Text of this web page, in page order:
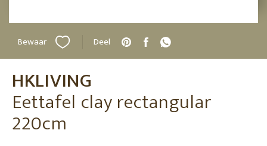
Bewaar Deel
HKLIVING
Eettafel clay rectangular
220cm